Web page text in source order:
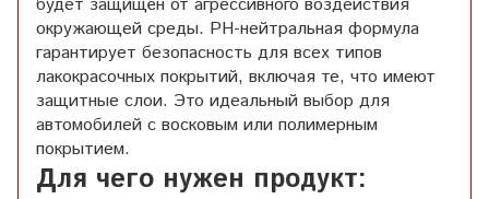
окружающей среды. PH-нейтральная формула
гарантирует безопасность для всех типов
лакокрасочных покрытий, включая те, что имеют
защитные слои. Это идеальный выбор для
автомобилей с восковым или полимерным
покрытием.
Для чего нужен продукт: